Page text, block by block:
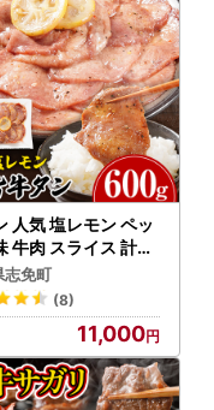
人気 塩レモン ペッ
牛肉 スライス 計60
パック
志免町
(8)
11,000